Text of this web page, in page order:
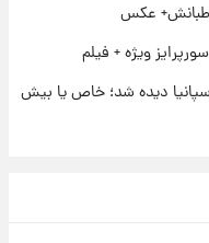
عکس
دیده شد؛ خاص یا بیش